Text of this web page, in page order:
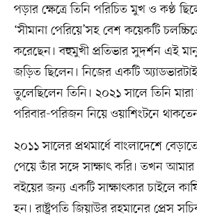
পড়ার ক্ষেত্রে তিনি পরিচিত মুখ ও কণ্ঠ
‘সীমানা পেরিয়ে’সহ বেশ কয়েকটি
করেছেন। বহুমুখী প্রতিভার সুদর্শন এই
জড়িত ছিলেন। নিজের একটি
তুলেছিলেন তিনি। ২০২১ সালে তিনি
পরিবার-পরিজন নিয়ে ওয়াশিংটনে
২০১১ সালের প্রথমার্ধে বাংলাদেশে
পেয়ে তাঁর সঙ্গে সাক্ষাৎ করি। তখন আমার
বইয়ের জন্য একটি সাক্ষাৎকার চাইলে
হন। রাষ্ট্রপতি জিয়াউর রহমানের প্রেস